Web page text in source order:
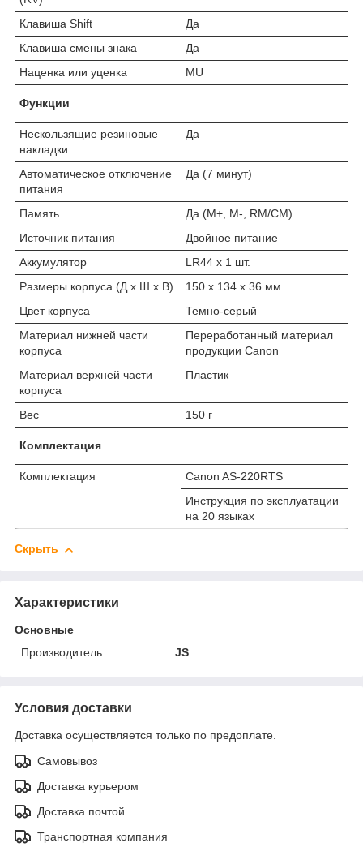
Клавиша Shift
Да
Клавиша смены знака
Да
Наценка или уценка
MU
Функции
Нескользящие резиновые
накладки
Да
Автоматическое отключение
питания
Да (7 минут)
Память
Да (M+, M-, RM/CM)
Источник питания
Двойное питание
Аккумулятор
LR44 x 1 шт.
Размеры корпуса (Д x Ш x В)
150 x 134 x 36 мм
Цвет корпуса
Темно-серый
Материал нижней части
корпуса
Переработанный материал
продукции Canon
Материал верхней части
корпуса
Пластик
Вес 150 г
Комплектация
Комплектация
Canon AS-220RTS
Инструкция по эксплуатации
на 20 языках
Скрыть
Характеристики
Основные
Производитель
JS
Условия доставки
Доставка осуществляется только по предоплате.
Самовывоз
Доставка курьером
Доставка почтой
Транспортная компания